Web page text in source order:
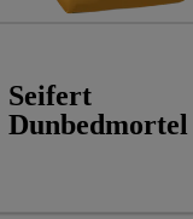
Seifert
Dunbedmortel